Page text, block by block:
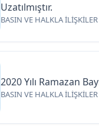
Uzatılmıştır.
BASIN VE HALKLA
2020 Yılı Ramazan
BASIN VE HALKLA